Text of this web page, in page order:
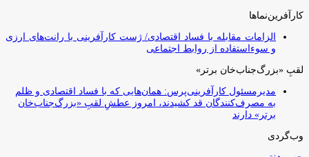
کارآفرین‌نماها
الزامات مقابله با فساد اقتصادی/ ژست کارآفرینی با رانت‌های ارزی
و سوءاستفاده از روابط اجتماعی
لقبِ «بزرگ‌جناب‌خان برتر»
مدیرمسئول کارآفرینی‌پرس: همان‌هایی که با فساد اقتصادی و ظلم
به مصرف‌کنندگان قد کشیدند، امروز عطشِ لقبِ «بزرگ‌جناب‌خان
برتر» دارند
وب‌گردی